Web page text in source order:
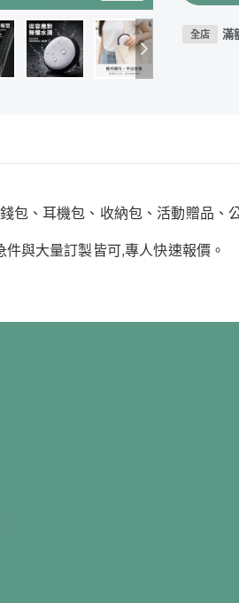
全店 滿
包、耳機包、收納包、活動贈品、
與大量訂製皆可,專人快速報價。